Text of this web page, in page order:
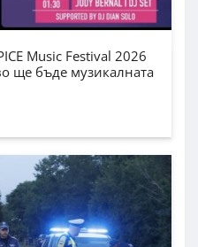
Music Festival 2026
ще бъде музикалната